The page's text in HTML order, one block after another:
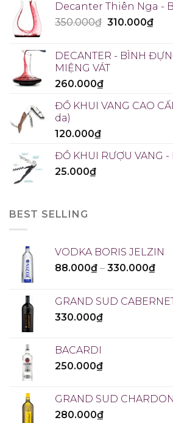
Decanter Thiên Nga -
350.000₫ 310.000₫
DECANTER - BÌNH
MIỆNG VÁT
260.000₫
ĐỒ KHUI VANG CAO
da)
120.000₫
ĐỒ KHUI RƯỢU VANG
25.000₫
BEST SELLING
VODKA BORIS JELZIN
88.000₫ – 330.000₫
GRAND SUD
330.000₫
BACARDI
250.000₫
GRAND SUD
280.000₫